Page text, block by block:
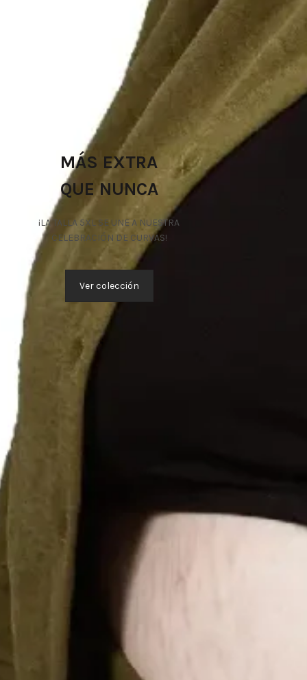
MÁS EXTRA
QUE NUNCA
¡LA TALLA 5XL SE UNE A NUESTRA
CELEBRACIÓN DE CURVAS!
Ver colección